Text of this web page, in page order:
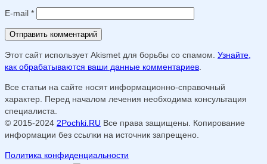
E-mail *
Этот сайт использует Akismet для борьбы со спамом. Узнайте,
как обрабатываются ваши данные комментариев
Все статьи на сайте носят информационно-справочный
характер. Перед началом лечения необходима консультация
специалиста.
© 2015-2024 2Pochki.RU Все права защищены. Копирование
информации без ссылки на источник запрещено.
Политика конфиденциальности